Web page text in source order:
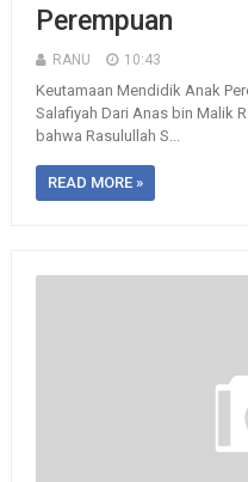
Perempuan
RANU 10:43
Keutamaan Mendidik Anak
Salafiyah Dari Anas bin Malik
bahwa Rasulullah S...
READ MORE »